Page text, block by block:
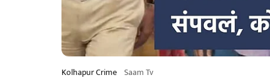
Kolhapur Crime Saam Tv